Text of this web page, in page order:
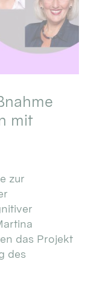
mit
zur
das Projekt
des